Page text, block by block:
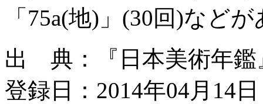
「75a(地)」(30回)など
出 典：『日本美術年鑑
登録日：2014年04月14日